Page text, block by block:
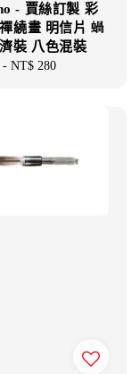
- 賈絲訂製 彩
繞畫 明信片 蝸
裝 八色混裝
- NT$ 280